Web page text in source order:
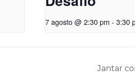
7 agosto @ 2:30 pm - 3:30
Jantar